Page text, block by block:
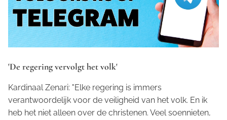
'De regering vervolgt het volk'
Kardinaal Zenari: "Elke regering is immers
verantwoordelijk voor de veiligheid van het volk. En ik
heb het niet alleen over de christenen. Veel soennieten,